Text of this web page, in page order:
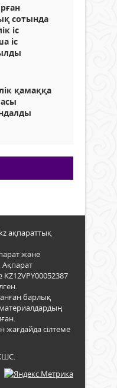
сотында
іс
іс
қамаққа
ақпараттық
және
Ақпарат
барлық
жағдайда сілтеме